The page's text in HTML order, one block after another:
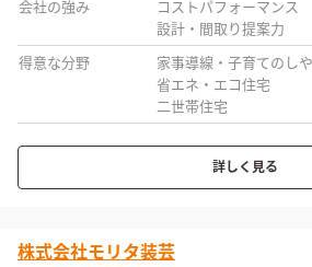
会社の強み
コストパフォーマンス
設計・間取り提案力
得意な分野
家事導線・子育てのし
省エネ・エコ住宅
二世帯住宅
詳しく見る
株式会社モリタ装芸